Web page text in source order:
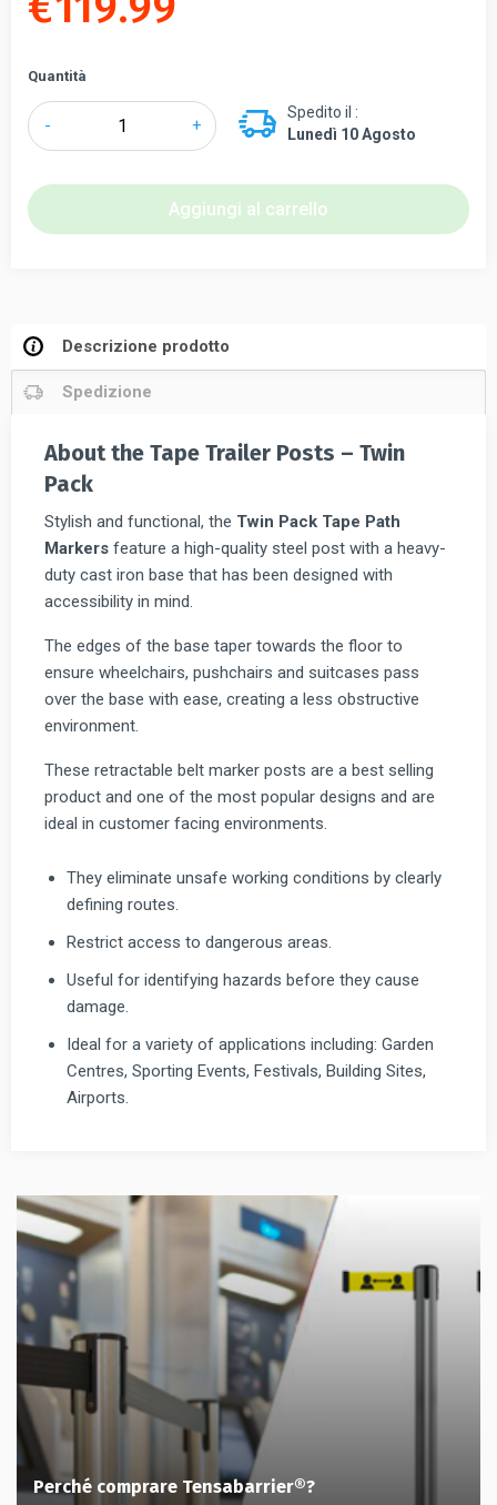
Quantità
-
doppia
+
Spedito il :
Lunedì 10 Agosto
Aggiungi al carrello
Descrizione prodotto
Spedizione
About the Tape Trailer Posts – Twin
Pack
Stylish and functional, the Twin Pack Tape Path
Markers feature a high-quality steel post with a heavy-
duty cast iron base that has been designed with
accessibility in mind.
The edges of the base taper towards the floor to
ensure wheelchairs, pushchairs and suitcases pass
over the base with ease, creating a less obstructive
environment.
These retractable belt marker posts are a best selling
product and one of the most popular designs and are
ideal in customer facing environments.
They eliminate unsafe working conditions by clearly
defining routes.
Restrict access to dangerous areas.
Useful for identifying hazards before they cause
damage.
Ideal for a variety of applications including: Garden
Centres, Sporting Events, Festivals, Building Sites,
Airports.
Perché comprare Tensabarrier®?